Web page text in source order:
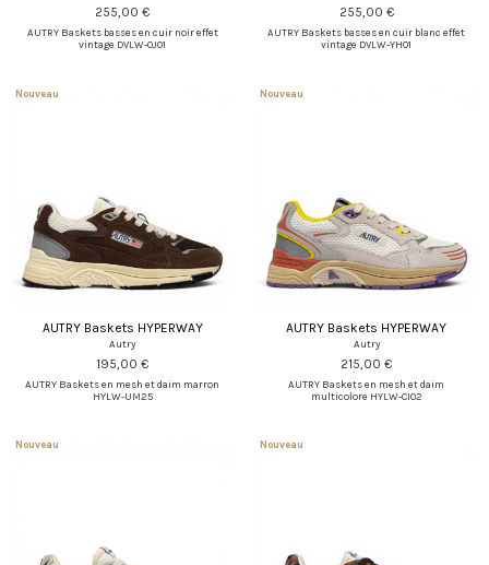
255,00 €
AUTRY Baskets basses en cuir noir effet
vintage DVLW-OJ01
255,00 €
AUTRY Baskets basses en cuir blanc effet
vintage DVLW-YH01
Nouveau
AUTRY Baskets HYPERWAY
Autry
195,00 €
AUTRY Baskets en mesh et daim marron
HYLW-UM25
Nouveau
AUTRY Baskets HYPERWAY
Autry
215,00 €
AUTRY Baskets en mesh et daim
multicolore HYLW-CI02
Nouveau Nouveau